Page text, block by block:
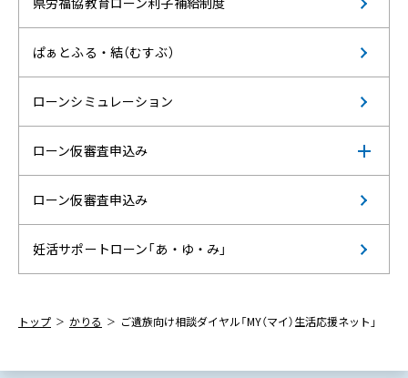
ぱぁとふる・結（むすぶ）
ローンシミュレーション
ローン仮審査申込み
ローン仮審査申込み
妊活サポートローン「あ・ゆ・み」
トップ かりる ご遺族向け相談ダイヤル「MY（マイ）生活応援ネット」